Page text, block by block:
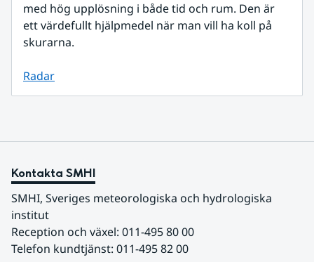
med hög upplösning i både tid och rum. Den är
ett värdefullt hjälpmedel när man vill ha koll på
skurarna.
Radar
Kontakta SMHI
SMHI, Sveriges meteorologiska och hydrologiska
institut
Reception och växel: 011-495 80 00
Telefon kundtjänst: 011-495 82 00